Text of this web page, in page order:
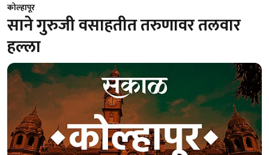
कोल्हापूर
साने गुरुजी वसाहतीत तरुणावर तलवार
हल्ला